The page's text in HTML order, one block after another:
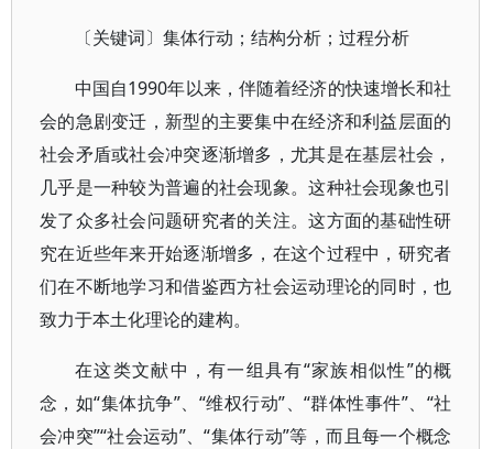
〔关键词〕集体行动；结构分析；过程分析
中国自1990年以来，伴随着经济的快速增长和社
会的急剧变迁，新型的主要集中在经济和利益层面的
社会矛盾或社会冲突逐渐增多，尤其是在基层社会，
几乎是一种较为普遍的社会现象。这种社会现象也引
发了众多社会问题研究者的关注。这方面的基础性研
究在近些年来开始逐渐增多，在这个过程中，研究者
们在不断地学习和借鉴西方社会运动理论的同时，也
致力于本土化理论的建构。
在这类文献中，有一组具有“家族相似性”的概
念，如“集体抗争”、“维权行动”、“群体性事件”、“社
会冲突”“社会运动”、“集体行动”等，而且每一个概念